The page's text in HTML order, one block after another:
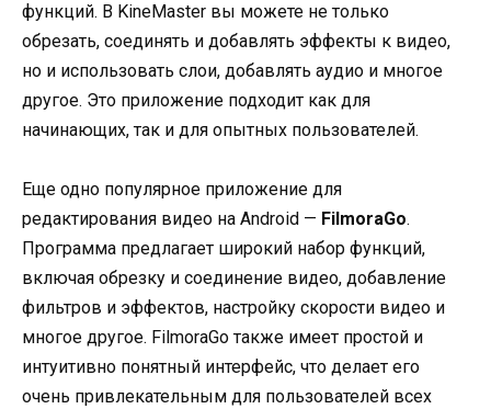
функций. В KineMaster вы можете не только
обрезать, соединять и добавлять эффекты к видео,
но и использовать слои, добавлять аудио и многое
другое. Это приложение подходит как для
начинающих, так и для опытных пользователей.
Еще одно популярное приложение для
редактирования видео на Android — FilmoraGo.
Программа предлагает широкий набор функций,
включая обрезку и соединение видео, добавление
фильтров и эффектов, настройку скорости видео и
многое другое. FilmoraGo также имеет простой и
интуитивно понятный интерфейс, что делает его
очень привлекательным для пользователей всех